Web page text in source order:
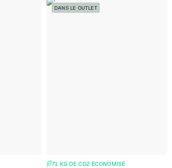
DANS LE OUTLET
71 KG DE CO2 ÉCONOMISÉ